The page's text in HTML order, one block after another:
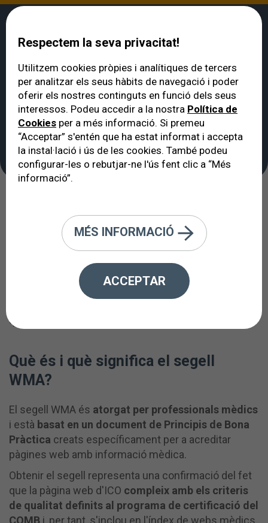
VERTE El valor del web mèdic acredit amb l’arribada de la IA
El valor del web mèdic
acredit amb l’arribada
de la IA
A l’VERTE Oftalmología Barcelona
renovem un any
més el segell WMA(Web mèdic acreditat); una
acreditació de webs mèdics delCol·legi Oficial de
Metges de Barcelona (COMB)
que garanteix als
que trobaran és de confiança i de qualitat
Què és i què significa el segell
WMA?
El segell WMA és atorgat per professionals mèdics
i està basat en un document de Principis de Bona
Pràctica creats específicament per a acreditar
pàgines web amb informació mèdica.
Obtenir el segell representa una confirmació del fet
que la pàgina web d'ICO compleix amb els criteris
de qualitat definits al programa de certificació del
COMB i, per tant, s'inclou en l'índex de webs mèdics
Respectem la seva privacitat!
Utilitzem cookies pròpies i analítiques de tercers
per analitzar els seus hàbits de navegació i poder
oferir els nostres continguts en funció dels seus
interessos. Podeu accedir a la nostra Política de
Cookies per a més informació. Si premeu
“Acceptar” s'entén que ha estat informat i accepta
la instal·lació i ús de les cookies. També podeu
configurar-les o rebutjar-ne l'ús fent clic a “Més
informació”.
MÉS INFORMACIÓ
ACCEPTAR